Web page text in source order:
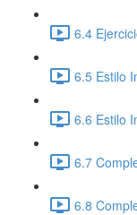
6.4
6.5 Estilo
6.6 Estilo
6.7
6.8